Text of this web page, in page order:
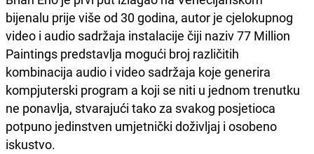
bijenalu prije više od 30 godina, autor je cjelokupnog
video i audio sadržaja instalacije čiji naziv 77 Million
Paintings predstavlja mogući broj različitih
kombinacija audio i video sadržaja koje generira
kompjuterski program a koji se niti u jednom trenutku
ne ponavlja, stvarajući tako za svakog posjetioca
potpuno jedinstven umjetnički doživljaj i osobeno
iskustvo.